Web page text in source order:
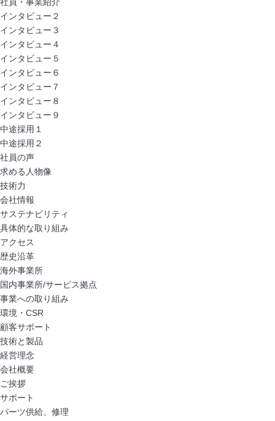
社員・事業紹介
インタビュー２
インタビュー３
インタビュー４
インタビュー５
インタビュー６
インタビュー７
インタビュー８
インタビュー９
中途採用１
中途採用２
社員の声
求める人物像
技術力
会社情報
サステナビリティ
具体的な取り組み
アクセス
歴史沿革
海外事業所
国内事業所/サービス拠点
事業への取り組み
環境・CSR
顧客サポート
技術と製品
経営理念
会社概要
ご挨拶
サポート
パーツ供給、修理